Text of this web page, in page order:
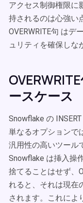
アクセス制御権限に
持されるのは心強い
OVERWRITE句 はデ
ュリティを確保しな
ースケース
Snowflake の
単なるオプションで
汎用性の高いツール
Snowflake は挿入操
捨てることはせず、
れると、それは現在
されます。これによ